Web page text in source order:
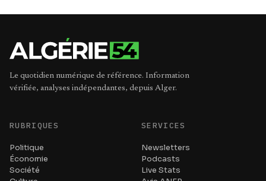
Le quotidien numérique de référence. Information
vérifiée, analyses indépendantes, depuis Alger.
RUBRIQUES
Politique
Économie
Société
SERVICES
Newsletters
Podcasts
Live Stats